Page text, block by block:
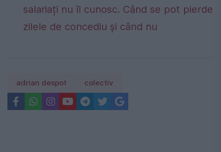
salariați nu îl cunosc. Când se pot pierde
zilele de concediu și când nu
adrian despot colectiv